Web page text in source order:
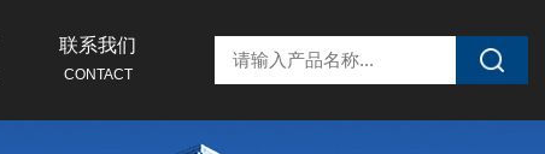
联系我们
CONTACT